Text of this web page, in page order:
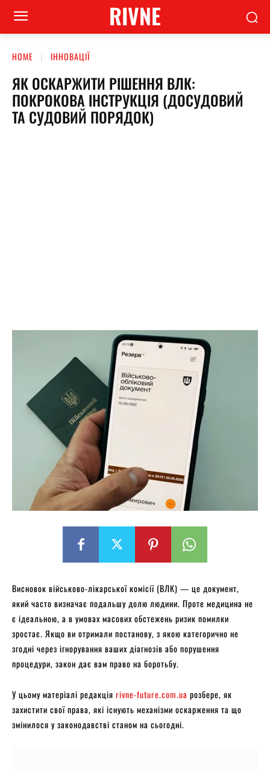
RIVNE
HOME ІННОВАЦІЇ
ЯК ОСКАРЖИТИ РІШЕННЯ ВЛК:
ПОКРОКОВА ІНСТРУКЦІЯ (ДОСУДОВИЙ
ТА СУДОВИЙ ПОРЯДОК)
Висновок військово-лікарської комісії (ВЛК) — це документ,
який часто визначає подальшу долю людини. Проте медицина не
є ідеальною, а в умовах масових обстежень ризик помилки
зростає. Якщо ви отримали постанову, з якою категорично не
згодні через ігнорування ваших діагнозів або порушення
процедури, закон дає вам право на боротьбу.
У цьому матеріалі редакція rivne-future.com.ua розбере, як
захистити свої права, які існують механізми оскарження та що
змінилося у законодавстві станом на сьогодні.